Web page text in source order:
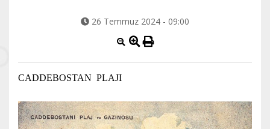
26 Temmuz 2024 - 09:00
CADDEBOSTAN PLAJI